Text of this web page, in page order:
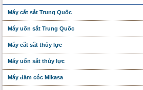
Máy cắt sắt Trung Quốc
Máy uốn sắt Trung Quốc
Máy cắt sắt thủy lực
Máy uốn sắt thủy lực
Máy đầm cóc Mikasa